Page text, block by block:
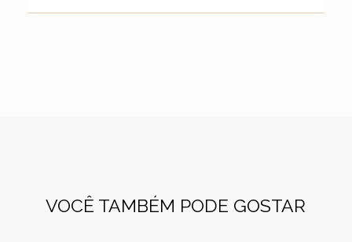
VOCÊ TAMBÉM PODE GOSTAR